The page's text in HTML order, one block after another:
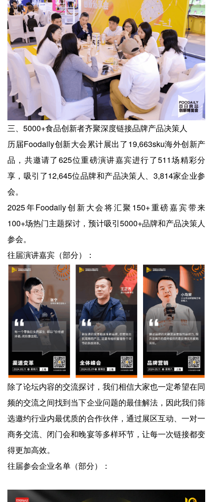
三、5000+食品创新者齐聚深度链接品牌产品决策人
历届Foodaily创新大会累计展出了19,663sku海外创新产
品，共邀请了625位重磅演讲嘉宾进行了511场精彩分
享，吸引了12,645位品牌和产品决策人、3,814家企业参
会。
2025年Foodaily创新大会将汇聚150+重磅嘉宾带来
100+场热门主题探讨，预计吸引5000+品牌和产品决策人
参会。
往届演讲嘉宾（部分）：
除了论坛内容的交流探讨，我们相信大家也一定希望在同
频的交流之间找到当下企业问题的最佳解法，因此我们筛
选邀约行业内最优质的合作伙伴，通过展区互动、一对一
商务交流、闭门会和晚宴等多样环节，让每一次链接都变
得更加高效。
往届参会企业名单（部分）：